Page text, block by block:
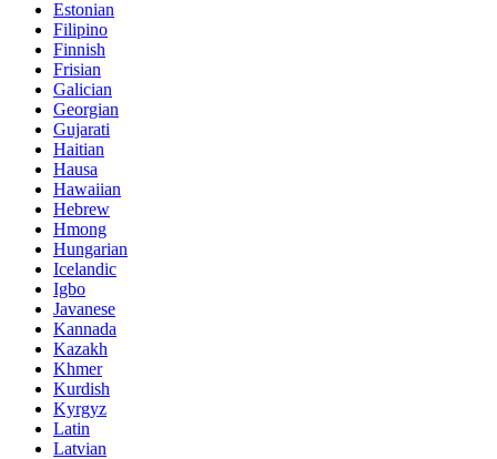
Estonian
Filipino
Finnish
Frisian
Galician
Georgian
Gujarati
Haitian
Hausa
Hawaiian
Hebrew
Hmong
Hungarian
Icelandic
Igbo
Javanese
Kannada
Kazakh
Khmer
Kurdish
Kyrgyz
Latin
Latvian